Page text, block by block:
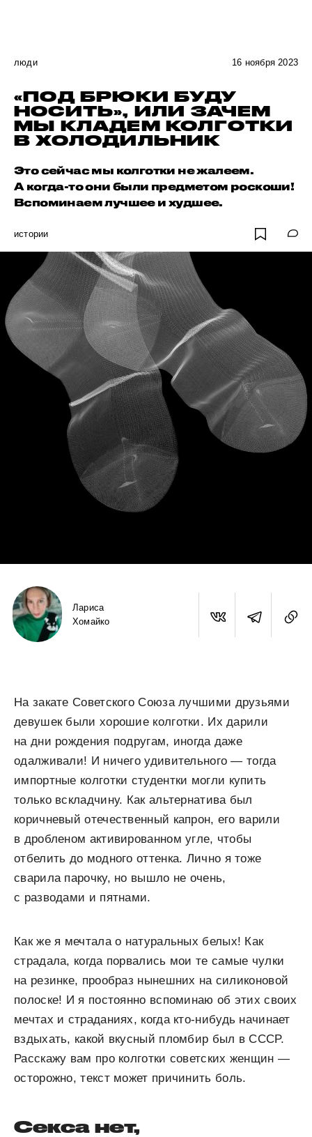
люди 16 ноября 2023
«ПОД БРЮКИ БУДУ
НОСИТЬ», ИЛИ ЗАЧЕМ
МЫ КЛАДЕМ КОЛГОТКИ
В ХОЛОДИЛЬНИК
Это сейчас мы колготки не жалеем.
А когда-то они были предметом роскоши!
Вспоминаем лучшее и худшее.
истории
Лариса
Хомайко
На закате Советского Союза лучшими друзьями
девушек были хорошие колготки. Их дарили
на дни рождения подругам, иногда даже
одалживали! И ничего удивительного — тогда
импортные колготки студентки могли купить
только вскладчину. Как альтернатива был
коричневый отечественный капрон, его варили
в дробленом активированном угле, чтобы
отбелить до модного оттенка. Лично я тоже
сварила парочку, но вышло не очень,
с разводами и пятнами.
Как же я мечтала о натуральных белых! Как
страдала, когда порвались мои те самые чулки
на резинке, прообраз нынешних на силиконовой
полоске! И я постоянно вспоминаю об этих своих
мечтах и страданиях, когда кто-нибудь начинает
вздыхать, какой вкусный пломбир был в СССР.
Расскажу вам про колготки советских женщин —
осторожно, текст может причинить боль.
Секса нет,